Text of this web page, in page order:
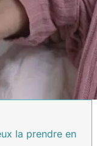
la prendre en